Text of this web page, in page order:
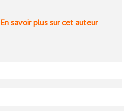
En savoir plus sur cet auteur